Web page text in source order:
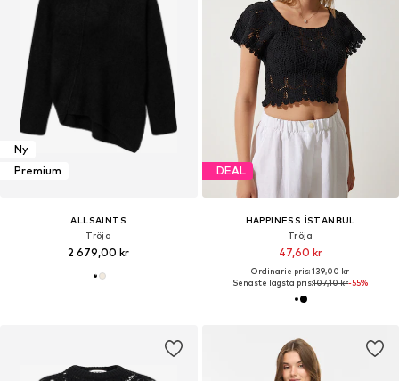
Ny
Premium
ALLSAINTS
Tröja
2 679,00 kr
DEAL
HAPPINESS İSTANBUL
Tröja
47,60 kr
Ordinarie pris: 139,00 kr
Senaste lägsta pris:107,10 kr-55%